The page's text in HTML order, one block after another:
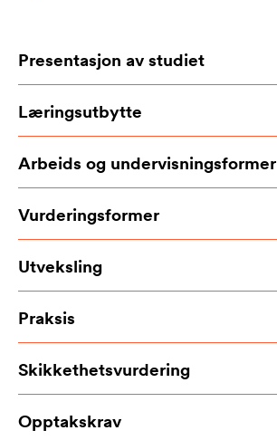
Presentasjon av studiet
Læringsutbytte
Arbeids og undervisningsformer
Vurderingsformer
Utveksling
Praksis
Skikkethetsvurdering
Opptakskrav